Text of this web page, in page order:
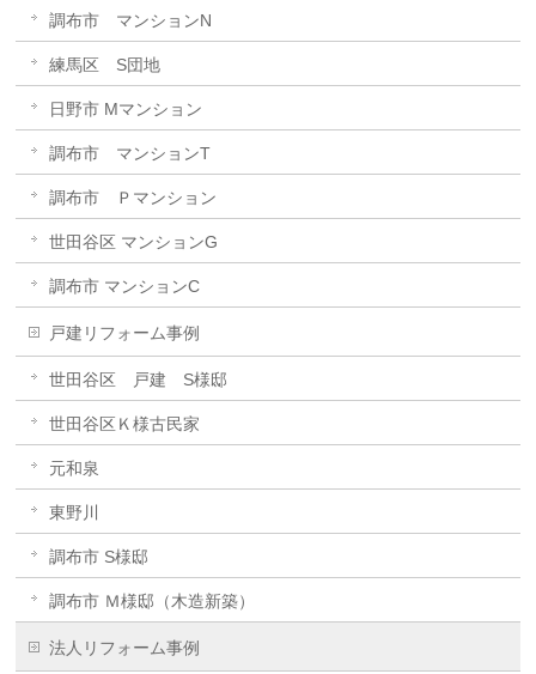
調布市 マンションN
練馬区 S団地
日野市 Mマンション
調布市 マンションT
調布市 Ｐマンション
世田谷区 マンションG
調布市 マンションC
戸建リフォーム事例
世田谷区 戸建 S様邸
世田谷区Ｋ様古民家
元和泉
東野川
調布市 S様邸
調布市 Ｍ様邸（木造新築）
法人リフォーム事例